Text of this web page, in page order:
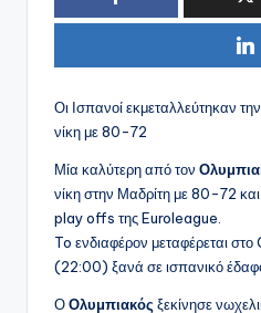
Οι Ισπανοί εκμεταλλεύτηκαν
νίκη με 80-72
Μία καλύτερη από τον
νίκη στην Μαδρίτη με 80-72
play offs της Euroleague.
To ενδιαφέρον μεταφέρεται
(22:00) ξανά σε ισπανικό
ΟΟλυμπιακός ξεκίνησε